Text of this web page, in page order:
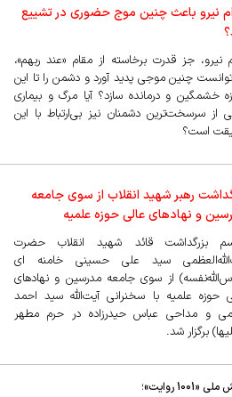
نیرو باعث چنین موج حضوری در تشییع
نیرو، جز قدرت برخاسته از مقام «عند ‌ربهم»،
چنین موجی پدید آورد و دشمن را تا این
خشمگین و ‌درمانده سازد؟ آیا مرگ و بیماری
از سرسخت‌ترین دشمنان نیز بی‌ارتباط با ‌این
است؟
رهبر شهید انقلاب از سوی جامعه
و نهادهای عالی حوزه علمیه
بزرگداشت قائد شهید انقلاب حضرت
سید علی حسینی خامنه ای
از سوی جامعه مدرسین و نهادهای
حوزه علمیه با سخنرانی آیت‌الله سید احمد
و مداحی عباس حیدرزاده در حرم مطهر
برگزار شد.
«1001 روایت»؛